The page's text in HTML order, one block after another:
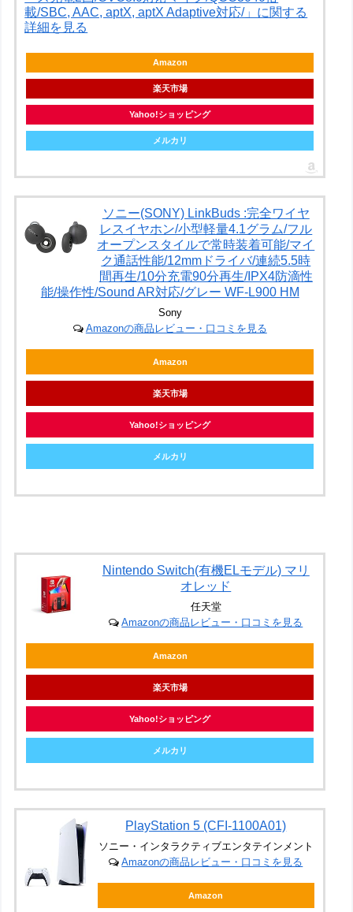
載/SBC, AAC, aptX, aptX Adaptive対応/」に関する
詳細を見る
Amazon
楽天市場
Yahoo!ショッピング
メルカリ
ソニー(SONY) LinkBuds :完全ワイヤ
レスイヤホン/小型軽量4.1グラム/フル
オープンスタイルで常時装着可能/マイ
ク通話性能/12mmドライバ/連続5.5時
間再生/10分充電90分再生/IPX4防滴性
能/操作性/Sound AR対応/グレー WF-L900 HM
Sony
Amazonの商品レビュー・口コミを見る
Amazon
楽天市場
Yahoo!ショッピング
メルカリ
Nintendo Switch(有機ELモデル) マリ
オレッド
任天堂
Amazonの商品レビュー・口コミを見る
Amazon
楽天市場
Yahoo!ショッピング
メルカリ
PlayStation 5 (CFI-1100A01)
ソニー・インタラクティブエンタテインメント
Amazonの商品レビュー・口コミを見る
Amazon